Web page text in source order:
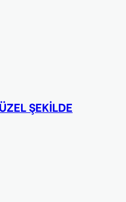
ŞEKİLDE